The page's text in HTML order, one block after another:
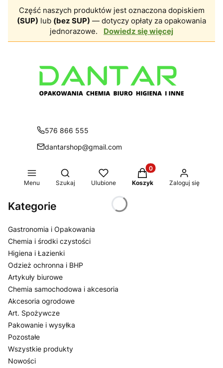
Część naszych produktów jest oznaczona dopiskiem
(SUP) lub (bez SUP) — dotyczy opłaty za opakowania
jednorazowe.
Dowiedz się więcej
576 866 555
dantarshop@gmail.com
Menu
Otwórz wyszukiwarkę
Szukaj Ulubione
Produkty w koszyku:
Koszyk Zaloguj się
Kategorie
Gastronomia i Opakowania
Chemia i środki czystości
Higiena i Łazienki
Odzież ochronna i BHP
Artykuły biurowe
Chemia samochodowa i akcesoria
Akcesoria ogrodowe
Art. Spożywcze
Pakowanie i wysyłka
Pozostałe
Wszystkie produkty
Nowości